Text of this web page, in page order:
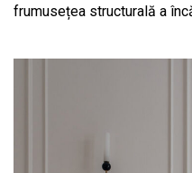
frumusețea structurală a